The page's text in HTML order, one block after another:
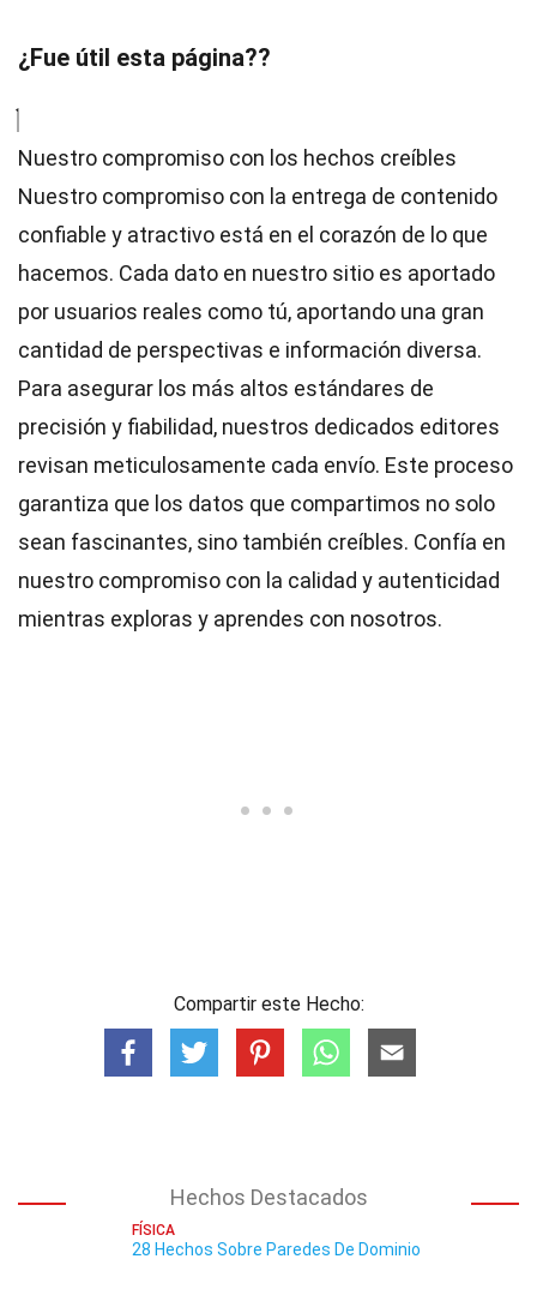
¿Fue útil esta página??
Nuestro compromiso con los hechos creíbles
Nuestro compromiso con la entrega de contenido
confiable y atractivo está en el corazón de lo que
hacemos. Cada dato en nuestro sitio es aportado
por usuarios reales como tú, aportando una gran
cantidad de perspectivas e información diversa.
Para asegurar los más altos estándares de
precisión y fiabilidad, nuestros dedicados editores
revisan meticulosamente cada envío. Este proceso
garantiza que los datos que compartimos no solo
sean fascinantes, sino también creíbles. Confía en
nuestro compromiso con la calidad y autenticidad
mientras exploras y aprendes con nosotros.
Compartir este Hecho:
Hechos Destacados
FÍSICA
28 Hechos Sobre Paredes De Dominio